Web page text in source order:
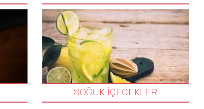
SOĞUK İÇECEKLER